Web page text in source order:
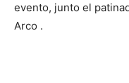
evento, junto el
Arco .